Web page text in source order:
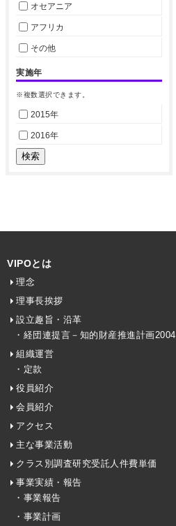
オセアニア
アフリカ
その他
実施年
※複数選択できます。
2015年
2016年
VIPOとは
理念
理事長挨拶
設立趣旨・沿革
・経団連提言－知的財産推進計画2004
組織運営
・定款
役員紹介
会員紹介
アクセス
主な事業活動
クラス別調査研究受託人件費単価
事業実績・報告
・事業報告
・事業計画